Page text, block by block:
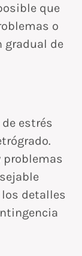
que
o
gradual de
estrés
problemas
detalles